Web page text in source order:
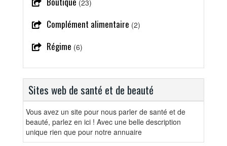
(23)
Complément alimentaire (2)
Régime (6)
Sites web de santé et de beauté
Vous avez un site pour nous parler de santé et de
beauté, parlez en ici ! Avec une belle description
unique rien que pour notre annuaire